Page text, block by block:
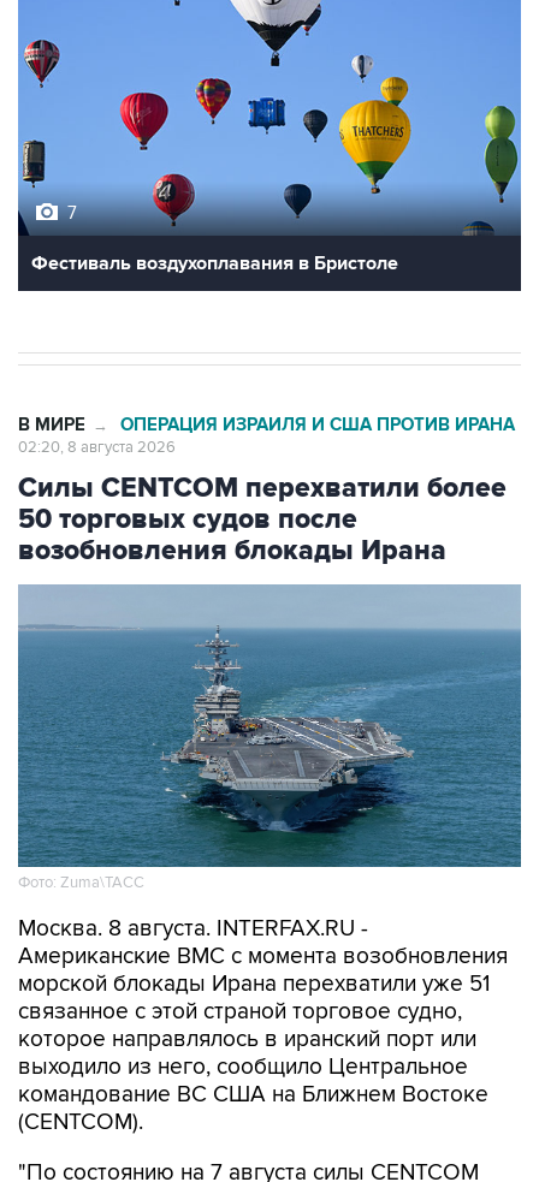
Фестиваль воздухоплавания в Бристоле
Силы CENTCOM перехватили более
50 торговых судов после
возобновления блокады Ирана
Фото: Zuma\ТАСС
Москва. 8 августа. INTERFAX.RU -
морской блокады Ирана перехватили уже 51
связанное с этой страной торговое судно,
которое направлялось в иранский порт или
выходило из него, сообщило Центральное
командование ВС США на Ближнем Востоке
(CENTCOM).
"По состоянию на 7 августа силы CENTCOM